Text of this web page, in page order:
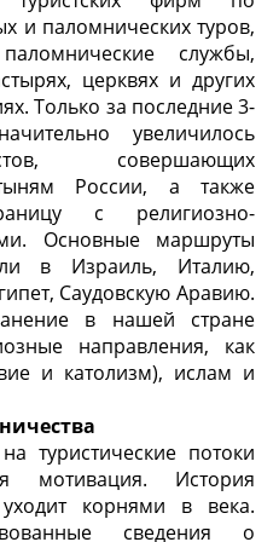
и паломнических туров,
службы,
церквях и других
Только за последние 3-
увеличилось
совершающих
России, а также
с религиозно-
Основные маршруты
в Израиль, Италию,
Саудовскую Аравию.
в нашей стране
направления, как
и католизм), ислам и
туристические потоки
мотивация. История
корнями в века.
сведения о